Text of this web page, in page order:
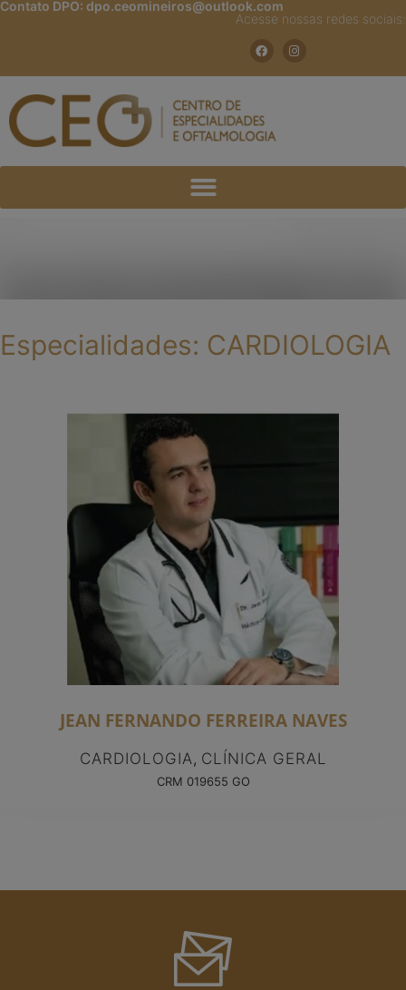
Contato DPO: dpo.ceomineiros@outlook.com
Acesse nossas redes sociais:
Especialidades: CARDIOLOGIA
JEAN FERNANDO FERREIRA NAVES
CARDIOLOGIA , CLÍNICA GERAL
CRM 019655 GO